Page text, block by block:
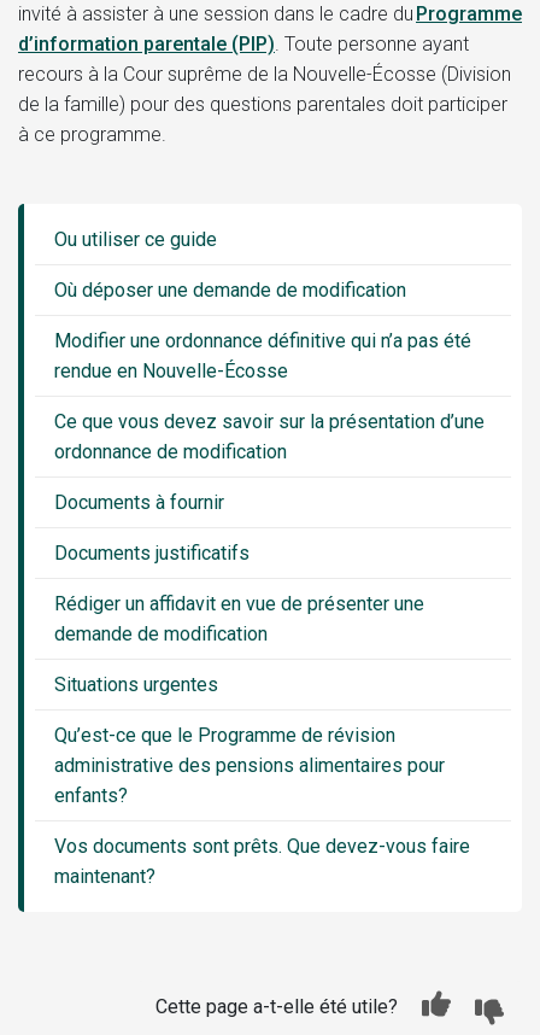
invité à assister à une session dans le cadre du Programme
d’information parentale (PIP) . Toute personne ayant
recours à la Cour suprême de la Nouvelle-Écosse (Division
de la famille) pour des questions parentales doit participer
à ce programme.
Guide
Sidebar
Ou utiliser ce guide
Où déposer une demande de modification
Modifier une ordonnance définitive qui n’a pas été
rendue en Nouvelle-Écosse
Ce que vous devez savoir sur la présentation d’une
ordonnance de modification
Documents à fournir
Documents justificatifs
Rédiger un affidavit en vue de présenter une
demande de modification
Situations urgentes
Qu’est-ce que le Programme de révision
administrative des pensions alimentaires pour
enfants?
Vos documents sont prêts. Que devez-vous faire
maintenant?
Cette page a-t-elle été utile?